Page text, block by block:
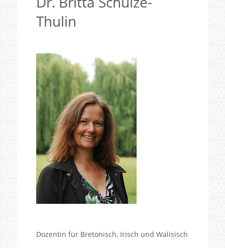
Thulin
Dozentin für Bretonisch, Irisch und Walisisch